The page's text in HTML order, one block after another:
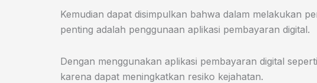
Kemudian dapat disimpulkan bahwa dalam melakukan
penting adalah penggunaan aplikasi pembayaran digital.
Dengan menggunakan aplikasi pembayaran digital
karena dapat meningkatkan resiko kejahatan.